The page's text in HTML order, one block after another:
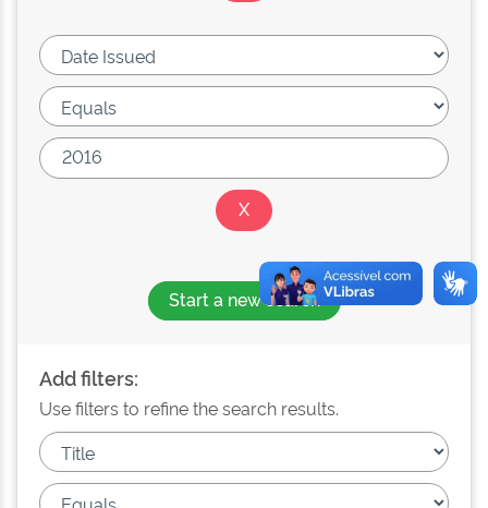
Start a new search
Add filters:
Use filters to refine the search results.